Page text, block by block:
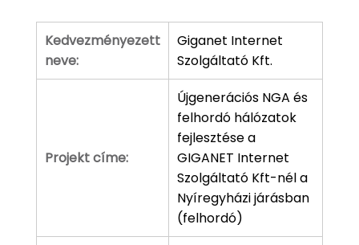
Kedvezményezett
neve:
Giganet Internet
Szolgáltató Kft.
Projekt címe:
Újgenerációs NGA és
felhordó hálózatok
fejlesztése a
GIGANET Internet
Szolgáltató Kft-nél a
Nyíregyházi járásban
(felhordó)